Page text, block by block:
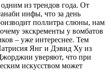
из трендов года. От
инфы, что за день
поллитра слюны, нам
экскременты у вомбатов
– уже интереснее. Тем
Янг и Дэвид Ху из
уверяют, что при
искусством может